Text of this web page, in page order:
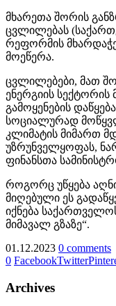
მხარეთა შორის
ცვლილებას
რეფორმის
მოეწერა.
ცვლილებები, მათ
ენერგიის სექტორის
გამოყენების
სოციალურად
კლიმატის მიმართ
უზრუნველყოფას,
ფინანსთა
როგორც უწყება
მიღებული ეს
იქნება
მიმავალ გზაზე“.
01.12.2023 0 comments
0 FacebookTwitter
Archives